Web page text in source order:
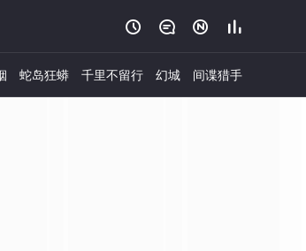
   
蛇岛狂蟒 千里不留行 幻城 间谍猎手